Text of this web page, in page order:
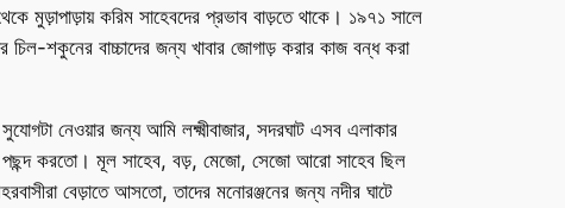
মুড়াপাড়ায় করিম সাহেবদের প্রভাব বাড়তে থাকে। ১৯৭১ সালে
শকুনের বাচ্চাদের জন্য খাবার জোগাড় করার কাজ বন্ধ করা
নেওয়ার জন্য আমি লক্ষ্মীবাজার, সদরঘাট এসব এলাকার
পছন্দ করতো। মূল সাহেব, বড়, মেজো, সেজো আরো সাহেব ছিল
বেড়াতে আসতো, তাদের মনোরঞ্জনের জন্য নদীর ঘাটে